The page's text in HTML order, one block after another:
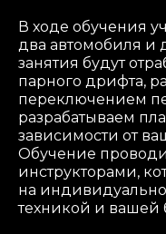
В ходе обучения
два автомобиля и
занятия будут
парного дрифта,
переключением
разрабатываем
зависимости от
Обучение
инструкторами,
на
техникой и вашей